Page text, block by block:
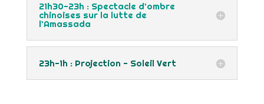
21h30-23h : Spectacle d’ombre
chinoises sur la lutte de
l’Amassada
23h-1h : Projection - Soleil Vert